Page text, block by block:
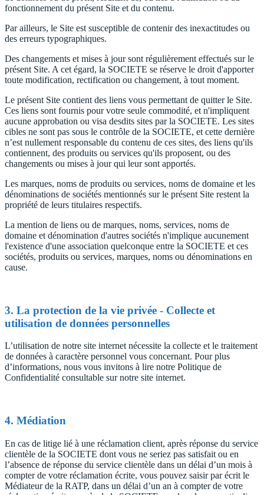
fonctionnement du présent Site et du contenu.
Par ailleurs, le Site est susceptible de contenir des inexactitudes ou
des erreurs typographiques.
Des changements et mises à jour sont régulièrement effectués sur le
présent Site. A cet égard, la SOCIETE se réserve le droit d'apporter
toute modification, rectification ou changement, à tout moment.
Le présent Site contient des liens vous permettant de quitter le Site.
Ces liens sont fournis pour votre seule commodité, et n'impliquent
aucune approbation ou visa desdits sites par la SOCIETE. Les sites
cibles ne sont pas sous le contrôle de la SOCIETE, et cette dernière
n’est nullement responsable du contenu de ces sites, des liens qu'ils
contiennent, des produits ou services qu'ils proposent, ou des
changements ou mises à jour qui leur sont apportés.
Les marques, noms de produits ou services, noms de domaine et les
dénominations de sociétés mentionnés sur le présent Site restent la
propriété de leurs titulaires respectifs.
La mention de liens ou de marques, noms, services, noms de
domaine et dénomination d'autres sociétés n'implique aucunement
l'existence d'une association quelconque entre la SOCIETE et ces
sociétés, produits ou services, marques, noms ou dénominations en
cause.
3. La protection de la vie privée - Collecte et
utilisation de données personnelles
L’utilisation de notre site internet nécessite la collecte et le traitement
de données à caractère personnel vous concernant. Pour plus
d’informations, nous vous invitons à lire notre Politique de
Confidentialité consultable sur notre site internet.
4. Médiation
En cas de litige lié à une réclamation client, après réponse du service
clientèle de la SOCIETE dont vous ne seriez pas satisfait ou en
l’absence de réponse du service clientèle dans un délai d’un mois à
compter de votre réclamation écrite, vous pouvez saisir par écrit le
Médiateur de la RATP, dans un délai d’un an à compter de votre